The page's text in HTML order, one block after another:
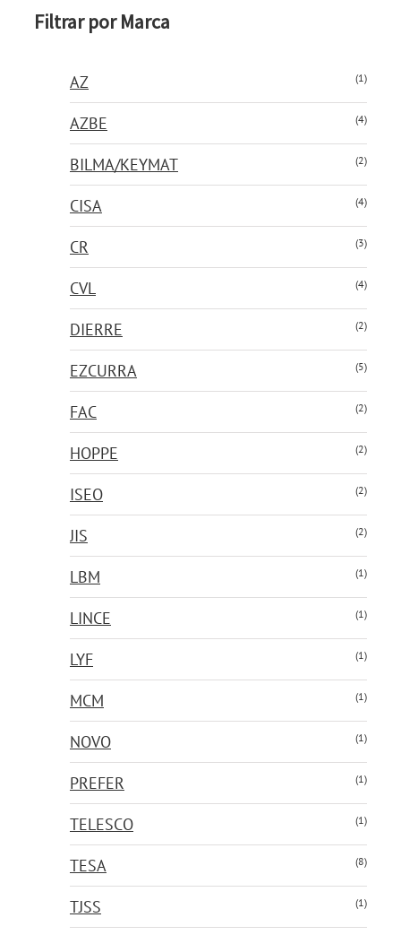
Filtrar por Marca
AZ (1)
AZBE (4)
BILMA/KEYMAT (2)
CISA (4)
CR (3)
CVL (4)
DIERRE (2)
EZCURRA (5)
FAC (2)
HOPPE (2)
ISEO (2)
JIS (2)
LBM (1)
LINCE (1)
LYF (1)
MCM (1)
NOVO (1)
PREFER (1)
TELESCO (1)
TESA (8)
TJSS (1)